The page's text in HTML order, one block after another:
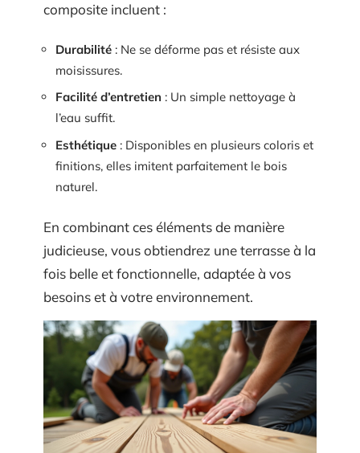
composite incluent :
Durabilité : Ne se déforme pas et résiste aux
moisissures.
Facilité d’entretien : Un simple nettoyage à
l’eau suffit.
Esthétique : Disponibles en plusieurs coloris et
finitions, elles imitent parfaitement le bois
naturel.
En combinant ces éléments de manière
judicieuse, vous obtiendrez une terrasse à la
fois belle et fonctionnelle, adaptée à vos
besoins et à votre environnement.